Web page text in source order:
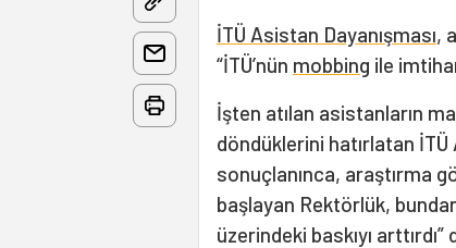
İTÜ Asistan Dayanışması,
“İTÜ’nün mobbing ile
İşten atılan asistanların
döndüklerini hatırlatan İTÜ
sonuçlanınca, araştırma
başlayan Rektörlük,
üzerindeki baskıyı